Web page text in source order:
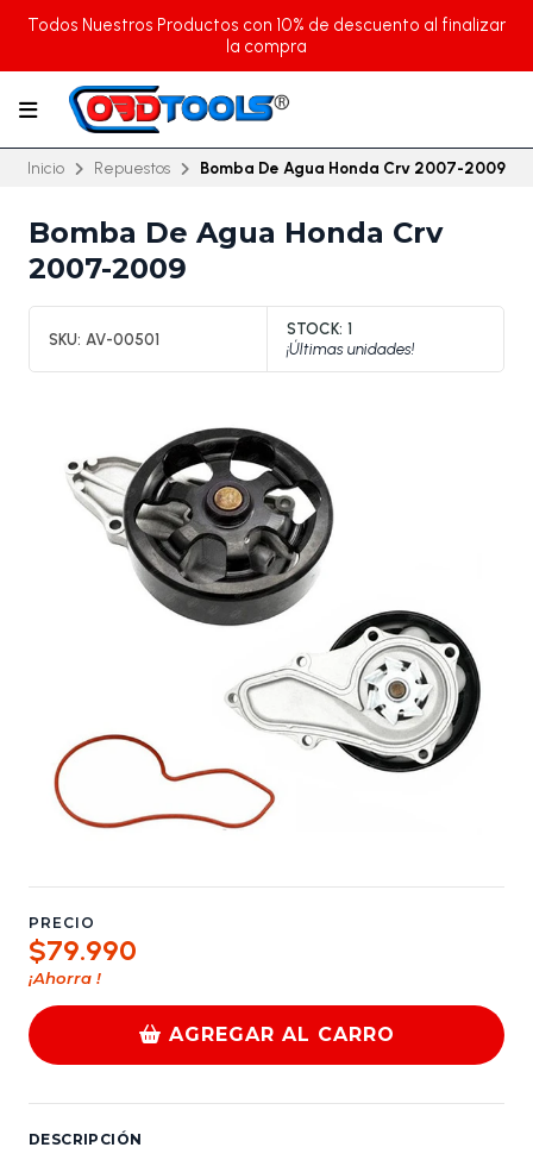
Todos Nuestros Productos con 10% de descuento al finalizar
la compra
Inicio Repuestos Bomba De Agua Honda Crv 2007-2009
Bomba De Agua Honda Crv
2007-2009
SKU: AV-00501
STOCK: 1
¡Últimas unidades!
PRECIO
$79.990
¡Ahorra !
AGREGAR AL CARRO
DESCRIPCIÓN